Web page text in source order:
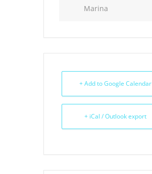
Marina
+ Add to Google Calendar
+ iCal / Outlook export